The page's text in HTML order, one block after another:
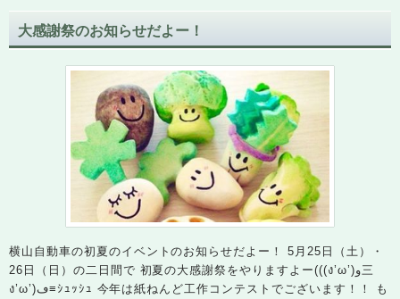
大感謝祭のお知らせだよー！
横山自動車の初夏のイベントのお知らせだよー！ 5月25日（土）・
26日（日）の二日間で 初夏の大感謝祭をやりますよー(((ง’ω’)و三
ง’ω’)ڡ≡ｼｭｯｼｭ 今年は紙ねんど工作コンテストでございます！！ も